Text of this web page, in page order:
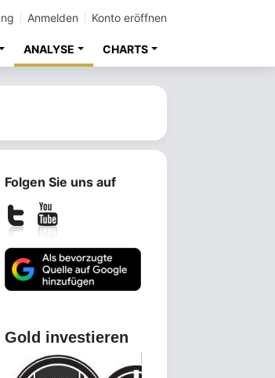
Anmelden Konto eröffnen
ANALYSE CHARTS
Folgen Sie uns auf
Gold investieren